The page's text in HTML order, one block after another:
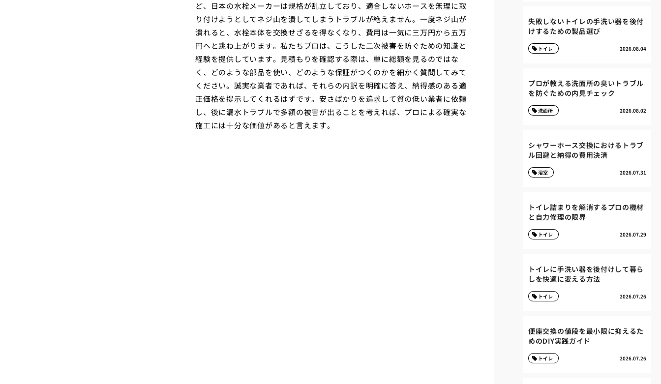
ど、日本の水栓メーカーは規格が乱立しており、適合しないホースを無理に取
り付けようとしてネジ山を潰してしまうトラブルが絶えません。一度ネジ山が
潰れると、水栓本体を交換せざるを得なくなり、費用は一気に三万円から五万
円へと跳ね上がります。私たちプロは、こうした二次被害を防ぐための知識と
経験を提供しています。見積もりを確認する際は、単に総額を見るのではな
く、どのような部品を使い、どのような保証がつくのかを細かく質問してみて
ください。誠実な業者であれば、それらの内訳を明確に答え、納得感のある適
正価格を提示してくれるはずです。安さばかりを追求して質の低い業者に依頼
し、後に漏水トラブルで多額の被害が出ることを考えれば、プロによる確実な
施工には十分な価値があると言えます。
失敗しないトイレの手洗い器を後付
けするための製品選び
2026.08.04
トイレ
プロが教える洗面所の臭いトラブル
を防ぐための内見チェック
2026.08.02
洗面所
シャワーホース交換におけるトラブ
ル回避と納得の費用決済
2026.07.31
浴室
トイレ詰まりを解消するプロの機材
と自力修理の限界
2026.07.29
トイレ
トイレに手洗い器を後付けして暮ら
しを快適に変える方法
2026.07.26
トイレ
便座交換の値段を最小限に抑えるた
めのDIY実践ガイド
2026.07.26
トイレ